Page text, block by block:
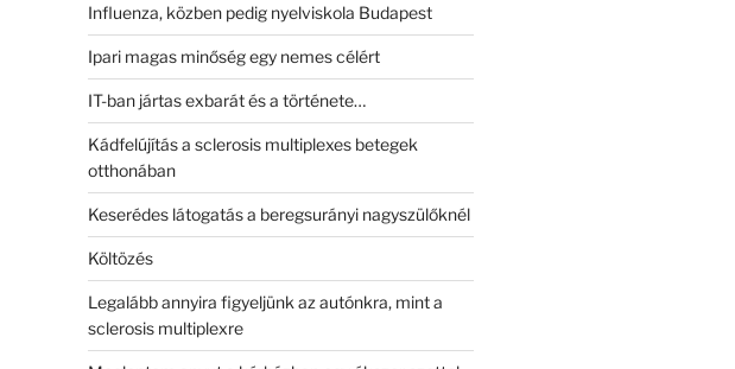
Influenza, közben pedig nyelviskola Budapest
Ipari magas minőség egy nemes célért
IT-ban jártas exbarát és a története…
Kádfelújítás a sclerosis multiplexes betegek
otthonában
Keserédes látogatás a beregsurányi nagyszülőknél
Költözés
Legalább annyira figyeljünk az autónkra, mint a
sclerosis multiplexre